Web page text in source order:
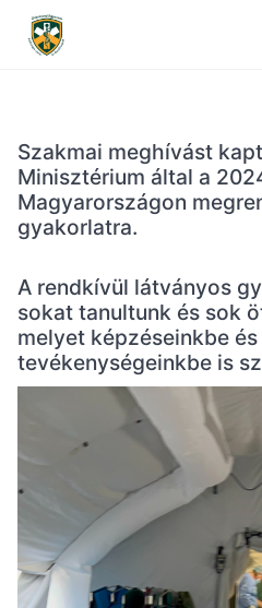
Szakmai meghívást
Minisztérium által a
Magyarországon
gyakorlatra.
A rendkívül látványos
sokat tanultunk és sok
melyet képzéseinkbe
tevékenységeinkbe is